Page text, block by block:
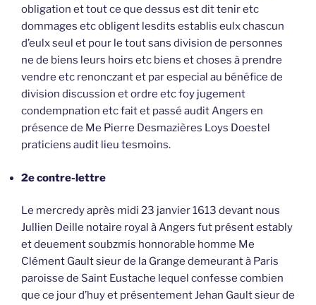
obligation et tout ce que dessus est dit tenir etc
dommages etc obligent lesdits establis eulx chascun
d’eulx seul et pour le tout sans division de personnes
ne de biens leurs hoirs etc biens et choses à prendre
vendre etc renonczant et par especial au bénéfice de
division discussion et ordre etc foy jugement
condempnation etc fait et passé audit Angers en
présence de Me Pierre Desmazières Loys Doestel
praticiens audit lieu tesmoins.
2e contre-lettre
Le mercredy après midi 23 janvier 1613 devant nous
Jullien Deille notaire royal à Angers fut présent estably
et deuement soubzmis honnorable homme Me
Clément Gault sieur de la Grange demeurant à Paris
paroisse de Saint Eustache lequel confesse combien
que ce jour d’huy et présentement Jehan Gault sieur de